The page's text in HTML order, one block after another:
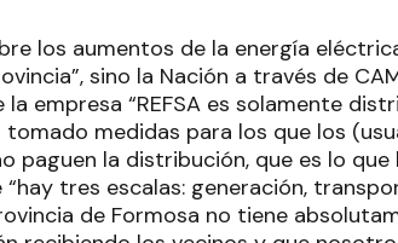
los aumentos de la energía
sino la Nación a través de
empresa “REFSA es solamente
medidas para los que los
paguen la distribución, que es lo
tres escalas: generación,
de Formosa no tiene